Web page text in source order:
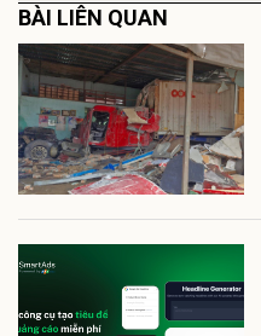
BÀI LIÊN QUAN